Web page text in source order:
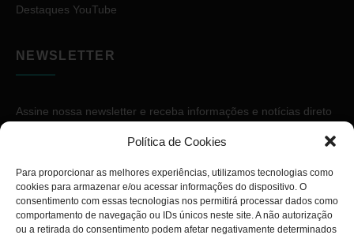
Política de Cookies
Para proporcionar as melhores experiências, utilizamos tecnologias como
cookies para armazenar e/ou acessar informações do dispositivo. O
consentimento com essas tecnologias nos permitirá processar dados como
comportamento de navegação ou IDs únicos neste site. A não autorização
ou a retirada do consentimento podem afetar negativamente determinados
Destaques YouTube
NEWSLETTER
Assine nossa newsletter e receba informações e notícias direto